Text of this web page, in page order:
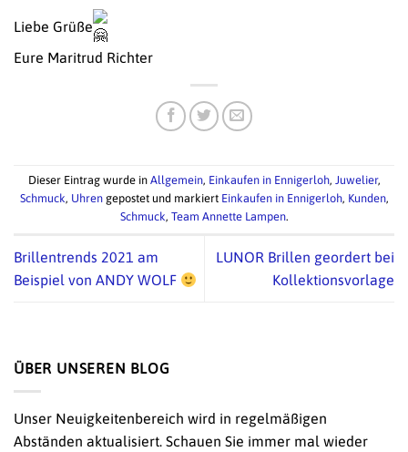
Liebe Grüße
Eure Maritrud Richter
Dieser Eintrag wurde in Allgemein, Einkaufen in Ennigerloh, Juwelier,
Schmuck, Uhrengepostet und markiert Einkaufen in Ennigerloh, Kunden,
Schmuck, Team Annette Lampen.
Brillentrends 2021 am
Beispiel von ANDY WOLF
LUNOR Brillen geordert bei
Kollektionsvorlage
ÜBER UNSEREN BLOG
Unser Neuigkeitenbereich wird in regelmäßigen
Abständen aktualisiert. Schauen Sie immer mal wieder